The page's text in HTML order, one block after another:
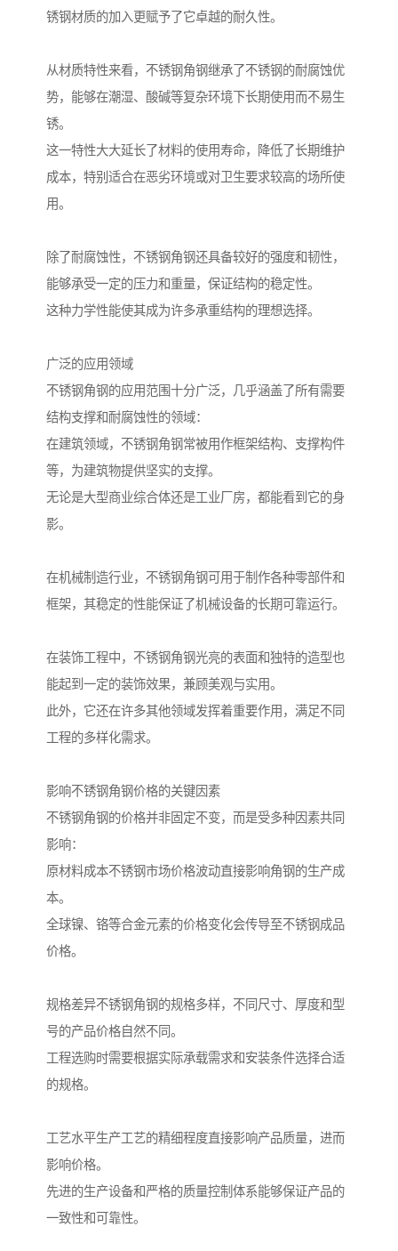
锈钢材质的加入更赋予了它卓越的耐久性。
从材质特性来看，不锈钢角钢继承了不锈钢的耐腐蚀优
势，能够在潮湿、酸碱等复杂环境下长期使用而不易生
锈。
这一特性大大延长了材料的使用寿命，降低了长期维护
成本，特别适合在恶劣环境或对卫生要求较高的场所使
用。
除了耐腐蚀性，不锈钢角钢还具备较好的强度和韧性，
能够承受一定的压力和重量，保证结构的稳定性。
这种力学性能使其成为许多承重结构的理想选择。
广泛的应用领域
不锈钢角钢的应用范围十分广泛，几乎涵盖了所有需要
结构支撑和耐腐蚀性的领域：
在建筑领域，不锈钢角钢常被用作框架结构、支撑构件
等，为建筑物提供坚实的支撑。
无论是大型商业综合体还是工业厂房，都能看到它的身
影。
在机械制造行业，不锈钢角钢可用于制作各种零部件和
框架，其稳定的性能保证了机械设备的长期可靠运行。
在装饰工程中，不锈钢角钢光亮的表面和独特的造型也
能起到一定的装饰效果，兼顾美观与实用。
此外，它还在许多其他领域发挥着重要作用，满足不同
工程的多样化需求。
影响不锈钢角钢价格的关键因素
不锈钢角钢的价格并非固定不变，而是受多种因素共同
影响：
原材料成本不锈钢市场价格波动直接影响角钢的生产成
本。
全球镍、铬等合金元素的价格变化会传导至不锈钢成品
价格。
规格差异不锈钢角钢的规格多样，不同尺寸、厚度和型
号的产品价格自然不同。
工程选购时需要根据实际承载需求和安装条件选择合适
的规格。
工艺水平生产工艺的精细程度直接影响产品质量，进而
影响价格。
先进的生产设备和严格的质量控制体系能够保证产品的
一致性和可靠性。